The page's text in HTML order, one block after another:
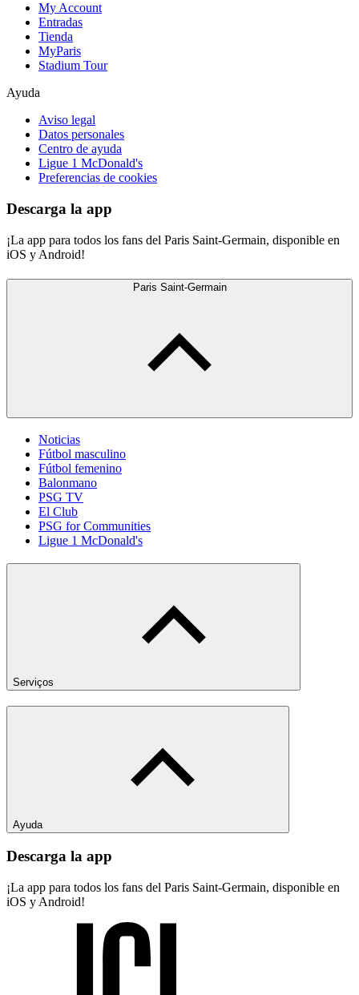
My Account
Entradas
Tienda
MyParis
Stadium Tour
Ayuda
Aviso legal
Datos personales
Centro de ayuda
Ligue 1 McDonald's
Preferencias de cookies
Descarga la app
¡La app para todos los fans del Paris Saint-Germain, disponible en
iOS y Android!
Paris Saint-Germain
Noticias
Fútbol masculino
Fútbol femenino
Balonmano
PSG TV
El Club
PSG for Communities
Ligue 1 McDonald's
Serviços
Ayuda
Descarga la app
¡La app para todos los fans del Paris Saint-Germain, disponible en
iOS y Android!